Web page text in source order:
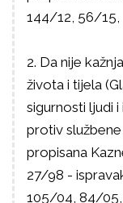
144/12, 56/15,
2. Da nije
života i tijela
sigurnosti ljudi i
protiv službene
propisana
27/98 -
105/04, 84/05,